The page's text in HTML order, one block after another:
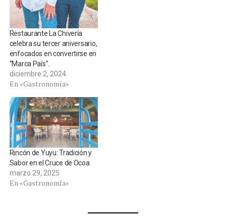
Restaurante La Chivería
celebra su tercer aniversario,
enfocados en convertirse en
“Marca País”.
diciembre 2, 2024
En «Gastronomía»
Rincón de Yuyu: Tradición y
Sabor en el Cruce de Ocoa
marzo 29, 2025
En «Gastronomía»